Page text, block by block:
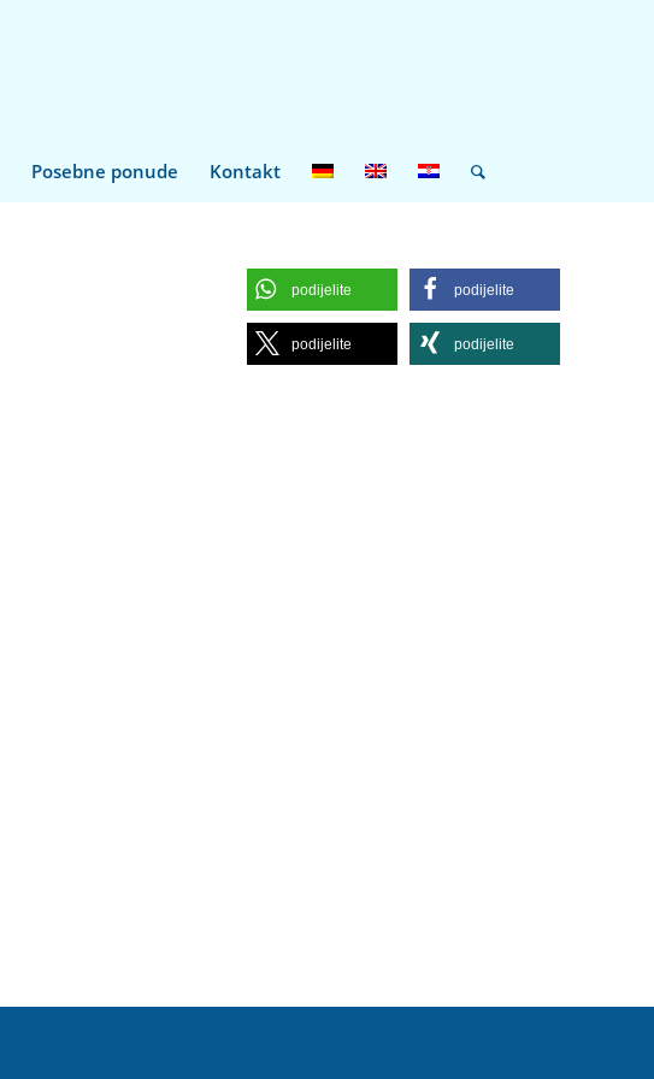
Posebne ponude Kontakt
podijelite podijelite
podijelite podijelite